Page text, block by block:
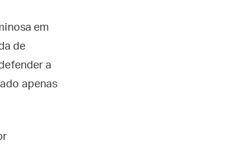
em
de
a
apenas